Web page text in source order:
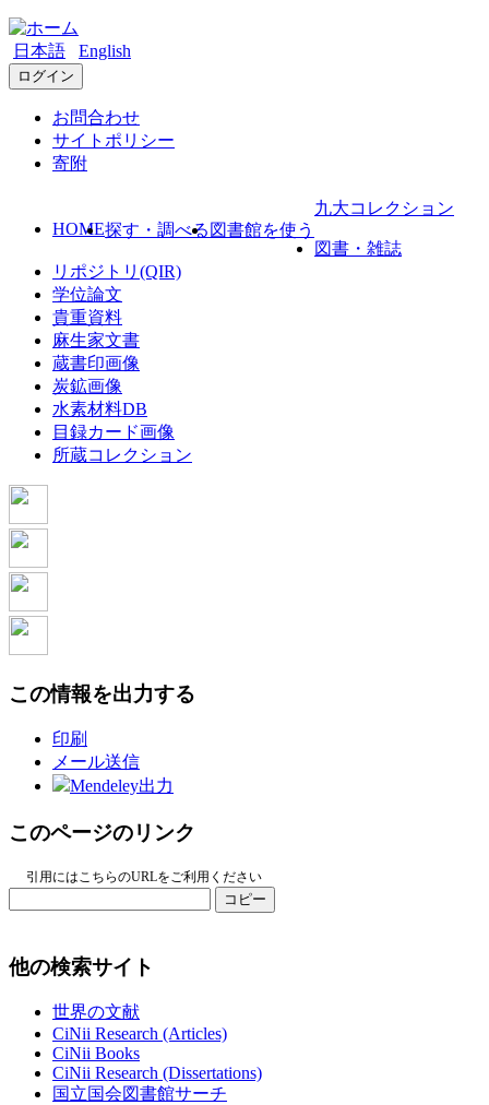
日本語 English
ログイン
お問合わせ
サイトポリシー
寄附
HOME探す・調べる 図書館を使う
九大コレクション
図書・雑誌
リポジトリ(QIR)
学位論文
貴重資料
麻生家文書
蔵書印画像
炭鉱画像
水素材料DB
目録カード画像
所蔵コレクション
この情報を出力する
印刷
メール送信
Mendeley出力
このページのリンク
引用にはこちらのURLをご利用ください
コピー
他の検索サイト
世界の文献
CiNii Research (Articles)
CiNii Books
CiNii Research (Dissertations)
国立国会図書館サーチ